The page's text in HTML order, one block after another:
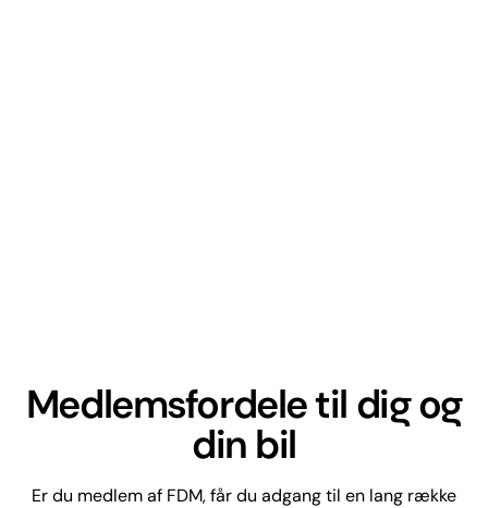
Medlemsfordele til dig og
din bil
Er du medlem af FDM, får du adgang til en lang række